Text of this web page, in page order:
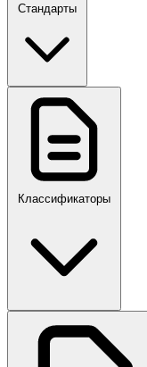
Стандарты
ГОСТ, ГОСТ Р, ПНСТ
ПР,Р,ПМГ,РМГ
Классификаторы